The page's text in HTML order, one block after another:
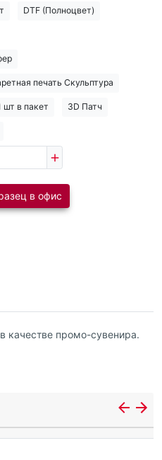
DTF (Полноцвет)
печать Скульптура
шт в пакет 3D Патч
в офис
качестве промо-сувенира.